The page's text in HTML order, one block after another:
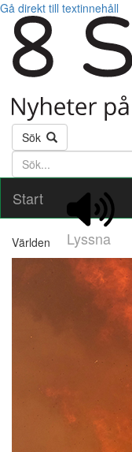
Gå direkt till textinnehåll
Sök
Söktext
Start
Lyssna
Världen